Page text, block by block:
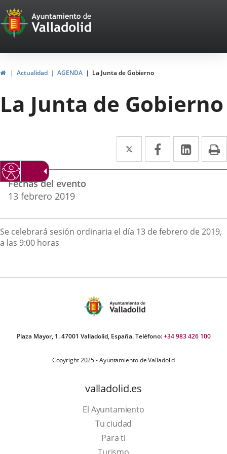
Portal
Web
del
Ayuntamiento
de
Valladolid
HomeActualidad AGENDA La Junta de Gobierno
La Junta de Gobierno
Twitter
Enlace
a
externa.
Facebook
Enlace
a
externa.
Enlace
a
Datos
del
evento
Fechas del evento
13 febrero 2019
Descripción
Se celebrará sesión ordinaria el día 13 de febrero de 2019,
a las 9:00 horas
Plaza Mayor, 1. 47001 Valladolid, España. Teléfono:+34 983 426 100
Copyright 2025 - Ayuntamiento de Valladolid
valladolid.es
El Ayuntamiento
Tu ciudad
Para ti
This